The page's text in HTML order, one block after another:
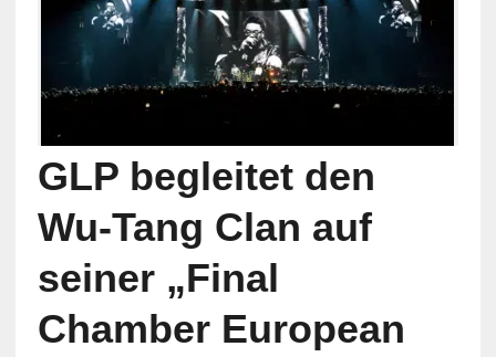
GLP begleitet den
Wu-Tang Clan auf
seiner „Final
Chamber European